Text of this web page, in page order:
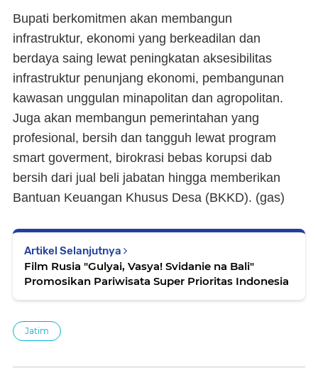
Bupati berkomitmen akan membangun
infrastruktur, ekonomi yang berkeadilan dan
berdaya saing lewat peningkatan aksesibilitas
infrastruktur penunjang ekonomi, pembangunan
kawasan unggulan minapolitan dan agropolitan.
Juga akan membangun pemerintahan yang
profesional, bersih dan tangguh lewat program
smart goverment, birokrasi bebas korupsi dab
bersih dari jual beli jabatan hingga memberikan
Bantuan Keuangan Khusus Desa (BKKD). (gas)
Artikel Selanjutnya
Film Rusia "Gulyai, Vasya! Svidanie na Bali"
Promosikan Pariwisata Super Prioritas Indonesia
Jatim